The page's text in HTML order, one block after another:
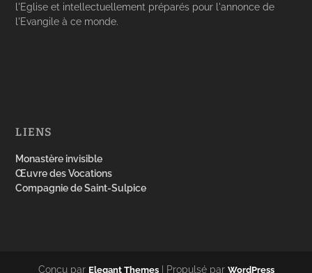
l'Eglise et intellectuellement préparés pour l'annonce de
l'Evangile à ce monde.
LIENS
Monastère invisible
Œuvre des Vocations
Compagnie de Saint-Sulpice
Conçu par Elegant Themes| Propulsé par WordPress